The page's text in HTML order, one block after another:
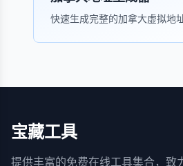
快速生成完整的加拿大虚拟地
宝藏工具
提供丰富的免费在线工具集合，致